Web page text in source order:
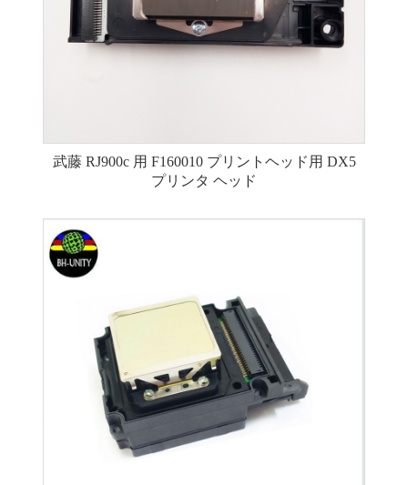
武藤 RJ900c 用 F160010 プリントヘッド用 DX5
プリンタ ヘッド